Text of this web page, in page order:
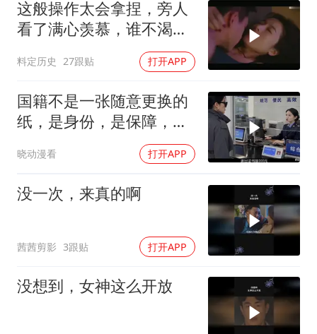
习近平心系体育强国建设
这般操作太会拿捏，旁人
看了满心羡慕，谁不渴望
料定历史 27跟贴 打开APP
国籍不是一张随意更换的
纸，是身份，是保障，是
晓动漫看 打开APP
没一次，来真的啊
茜茜剪影 3跟贴 打开APP
没想到，女神这么开放